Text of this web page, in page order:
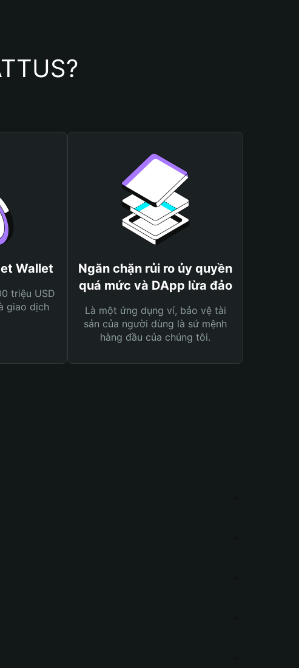
Wallet
triệu USD
giao dịch
Ngăn chặn rủi ro ủy quyền
quá mức và DApp lừa đảo
Là một ứng dụng ví, bảo vệ tài
sản của người dùng là sứ mệnh
hàng đầu của chúng tôi.